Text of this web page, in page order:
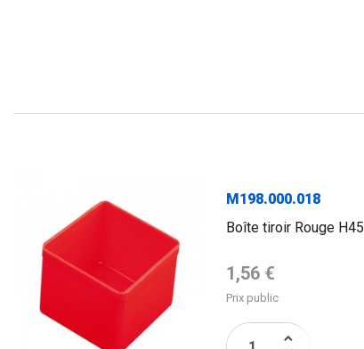
M198.000.018
Boîte tiroir Rouge H45
Prix de base
1,56 €
Prix public
keyboard_arrow_up